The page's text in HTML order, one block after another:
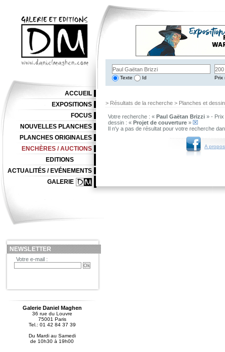
Texte Id Prix
> Résultats de la recherche > Planches et
Votre recherche : « Paul Gaëtan Brizzi » - Prix
dessin : « Projet de couverture »
Il n'y a pas de résultat pour votre recherche
A
ACCUEIL
EXPOSITIONS
FOCUS
NOUVELLES PLANCHES
PLANCHES ORIGINALES
ENCHÈRES / AUCTIONS
EDITIONS
ACTUALITÉS / EVÉNEMENTS
GALERIE
NEWSLETTER
Votre e-mail :
Galerie Daniel Maghen
36 rue du Louvre
75001 Paris
Tel.: 01 42 84 37 39
Du Mardi au Samedi
de 10h30 à 19h00